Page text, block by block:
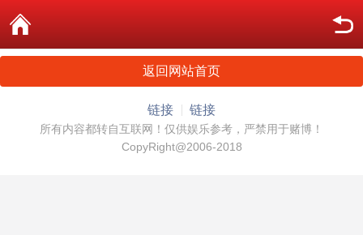
返回网站首页
链接 链接
所有内容都转自互联网！仅供娱乐参考，严禁用于赌博！
CopyRight@2006-2018